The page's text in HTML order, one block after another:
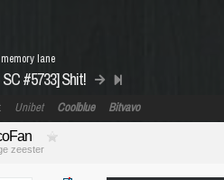
SC #5733] Shit!
lane
Unibet Coolblue Bitvavo
zeester